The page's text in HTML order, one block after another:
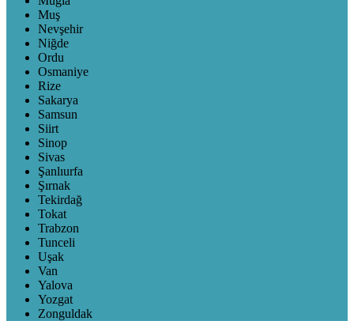
Muş
Nevşehir
Niğde
Ordu
Osmaniye
Rize
Sakarya
Samsun
Siirt
Sinop
Sivas
Şanlıurfa
Şırnak
Tekirdağ
Tokat
Trabzon
Tunceli
Uşak
Van
Yalova
Yozgat
Zonguldak